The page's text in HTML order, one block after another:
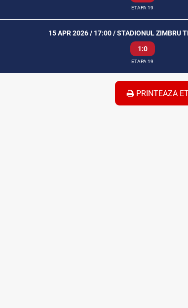
ETAPA 19
15 APR 2026 / 17:00 / STADIONUL ZIMBRU
1:0
ETAPA 19
PRINTEAZA